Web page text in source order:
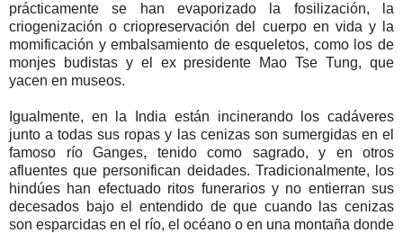
prácticamente se han evaporizado la fosilización, la
criogenización o criopreservación del cuerpo en vida y la
momificación y embalsamiento de esqueletos, como los de
monjes budistas y el ex presidente Mao Tse Tung, que
yacen en museos.
Igualmente, en la India están incinerando los cadáveres
junto a todas sus ropas y las cenizas son sumergidas en el
famoso río Ganges, tenido como sagrado, y en otros
afluentes que personifican deidades. Tradicionalmente, los
hindúes han efectuado ritos funerarios y no entierran sus
decesados bajo el entendido de que cuando las cenizas
son esparcidas en el río, el océano o en una montaña donde